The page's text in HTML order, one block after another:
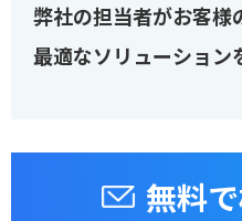
弊社の担当者がお客様
最適なソリューション
無料